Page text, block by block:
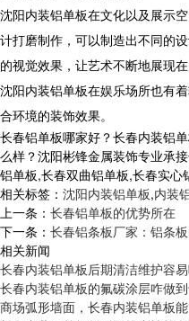
沈阳内装铝单板在文化以及展示
计打磨制作，可以制造出不同的
的视觉效果，让艺术不断地展现在
沈阳内装铝单板在娱乐场所也有
合环境的装饰效果。
长春铝单板哪家好？长春内装铝
么样？沈阳彬锋金属装饰专业承
铝单板,长春双曲铝单板,长春实
相关标签： 沈阳内装铝单板,内装
上一条： 长春铝单板的优势所在
下一条： 长春铝条板厂家：铝条
相关新闻
长春内装铝单板后期清洁维护容
长春内装铝单板的氟碳涂层咋做
商场弧形墙面，长春内装铝单板能